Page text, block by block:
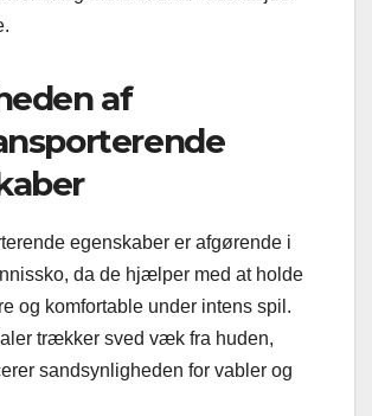
af
egenskaber er afgørende i
da de hjælper med at holde
og komfortable under intens spil.
trækker sved væk fra huden,
sandsynligheden for vabler og